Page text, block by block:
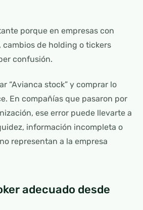
porque en empresas con
de holding o tickers
confusión.
“Avianca stock” y comprar lo
En compañías que pasaron por
ese error puede llevarte a
información incompleta o
representan a la empresa
adecuado desde